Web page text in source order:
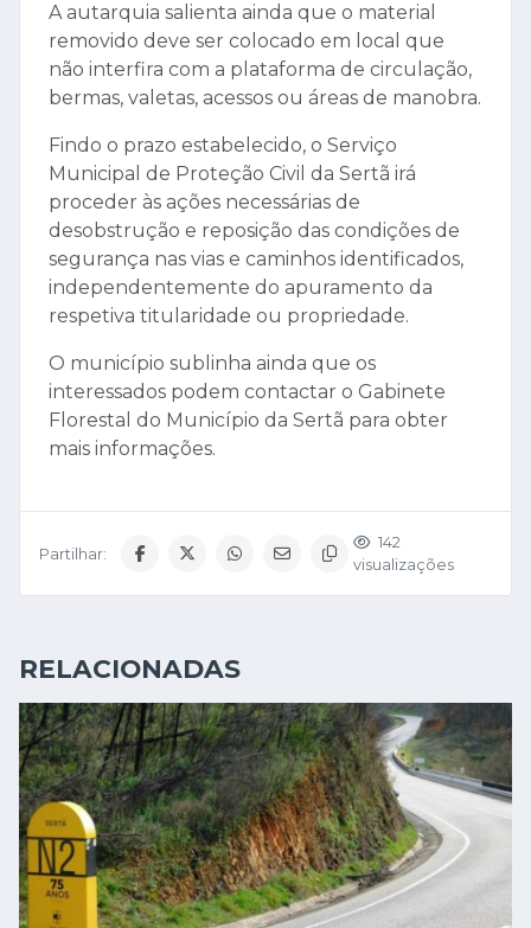
A autarquia salienta ainda que o material
removido deve ser colocado em local que
não interfira com a plataforma de circulação,
bermas, valetas, acessos ou áreas de manobra.
Findo o prazo estabelecido, o Serviço
Municipal de Proteção Civil da Sertã irá
proceder às ações necessárias de
desobstrução e reposição das condições de
segurança nas vias e caminhos identificados,
independentemente do apuramento da
respetiva titularidade ou propriedade.
O município sublinha ainda que os
interessados podem contactar o Gabinete
Florestal do Município da Sertã para obter
mais informações.
Partilhar:
142
visualizações
RELACIONADAS